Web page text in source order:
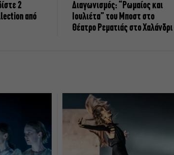
2
από
Διαγωνισμός: “Ρωμαίος και
Ιουλιέτα” του Μποστ στο
Θέατρο Ρεματιάς στο Χαλάνδρι